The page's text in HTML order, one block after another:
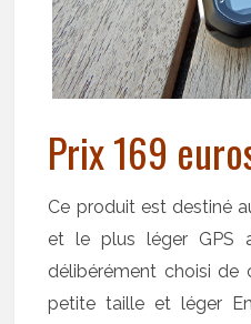
Prix 169
Ce produit est destiné
et le plus léger GPS
délibérément choisi de
petite taille et léger